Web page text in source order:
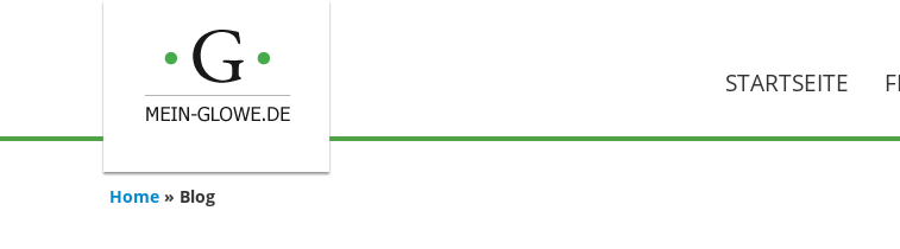
STARTSEITE
Home » Blog